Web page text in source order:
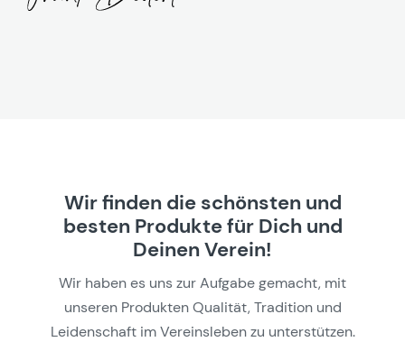
Wir finden die schönsten und
besten Produkte für Dich und
Deinen Verein!
Wir haben es uns zur Aufgabe gemacht, mit
unseren Produkten Qualität, Tradition und
Leidenschaft im Vereinsleben zu unterstützen.